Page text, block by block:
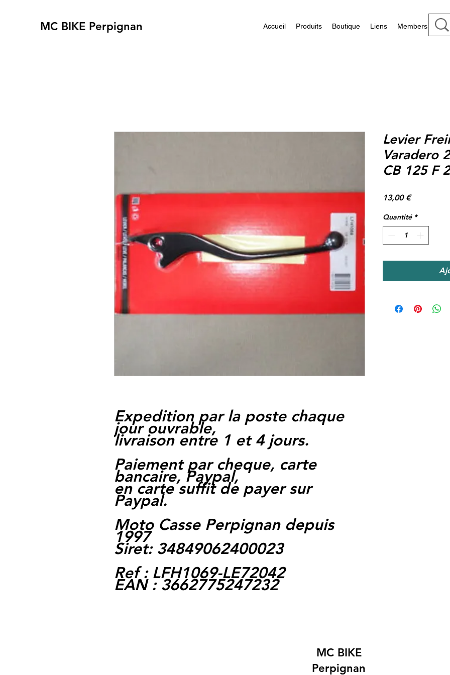
MC BIKE Perpignan Accueil Produits Boutique Liens Members
Expedition par la poste chaque
jour ouvrable,
livraison entre 1 et 4 jours.
Paiement par cheque, carte
bancaire, Paypal,
en carte suffit de payer sur
Paypal.
Moto Casse Perpignan depuis
1997
Siret: 34849062400023
Ref : LFH1069-LE72042
EAN : 3662775247232
Levier
Varadero
CB 125 F
13,00 €Prix
Quantité *
MC BIKE
Perpignan